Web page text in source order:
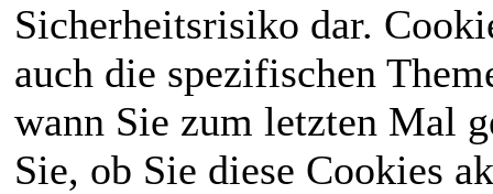
Sicherheitsrisiko dar.
auch die spezifischen
wann Sie zum letzten Mal
Sie, ob Sie diese Cookies